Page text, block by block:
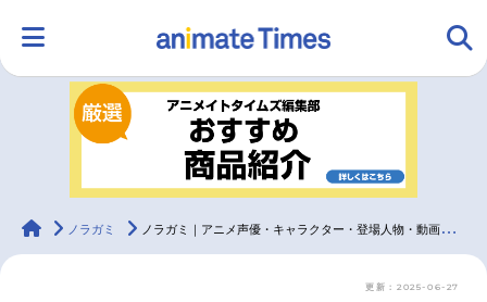
ランキング アニメ
ラジオ
animateTimes
ノラガミ ノラガミ｜アニメ声優・キャラクター・登場人物・動画配信情報・2014冬アニメ最新情報一覧
更新：2025-06-27